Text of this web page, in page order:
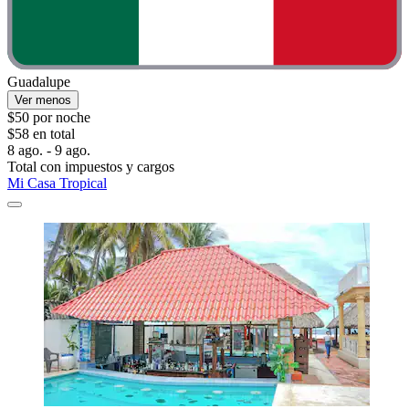
Guadalupe
Ver menos
$50 por noche
$58 en total
8 ago. - 9 ago.
Total con impuestos y cargos
Mi Casa Tropical